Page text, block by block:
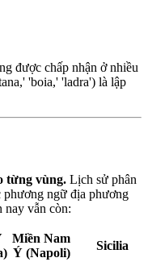
được chấp nhận ở nhiều
'boia,' 'ladra') là lập
từng vùng. Lịch sử phân
phương ngữ địa phương
nay vẫn còn:
Miền Nam
Ý (Napoli)
Sicilia